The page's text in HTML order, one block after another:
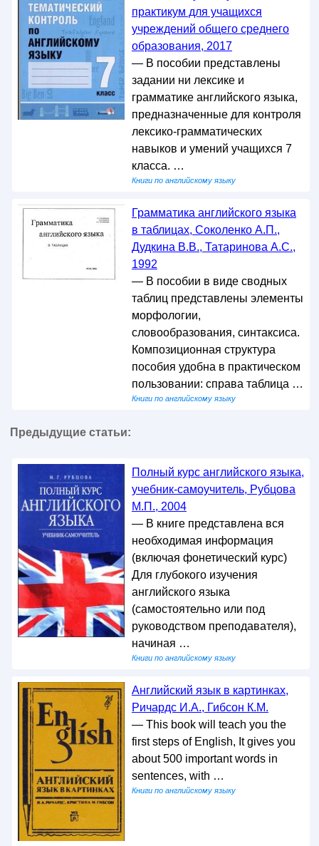
практикум для учащихся
учреждений общего среднего
образования, 2017
— В пособии представлены
задании ни лексике и
грамматике английского языка,
предназначенные для контроля
лексико-грамматических
навыков и умений учащихся 7
класса. …
Книги по английскому языку
Грамматика английского языка
в таблицах, Соколенко А.П.,
Дудкина В.В., Татаринова А.С.,
1992
— В пособии в виде сводных
таблиц представлены элементы
морфологии,
словообразования, синтаксиса.
Композиционная структура
пособия удобна в практическом
пользовании: справа таблица …
Книги по английскому языку
Предыдущие статьи:
Полный курс английского языка,
учебник-самоучитель, Рубцова
М.П., 2004
— В книге представлена вся
необходимая информация
(включая фонетический курс)
Для глубокого изучения
английского языка
(самостоятельно или под
руководством преподавателя),
начиная …
Книги по английскому языку
Английский язык в картинках,
Ричардс И.А., Гибсон К.М.
— This book will teach you the
first steps of English, It gives you
about 500 important words in
sentences, with …
Книги по английскому языку